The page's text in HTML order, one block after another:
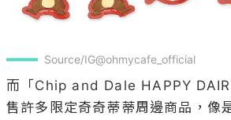
Source/IG@ohmycafe_official
而「Chip and Dale HAPPY
售許多限定奇奇蒂蒂周邊商品，像